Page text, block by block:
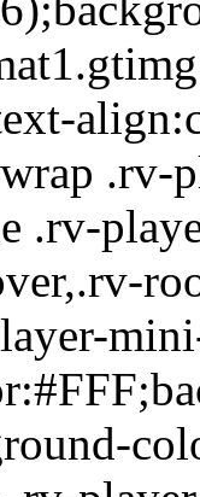
.rv-
.rv-